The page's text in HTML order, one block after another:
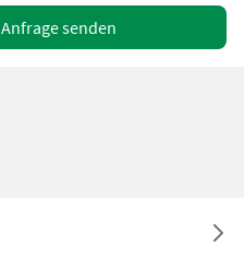
Anfrage senden